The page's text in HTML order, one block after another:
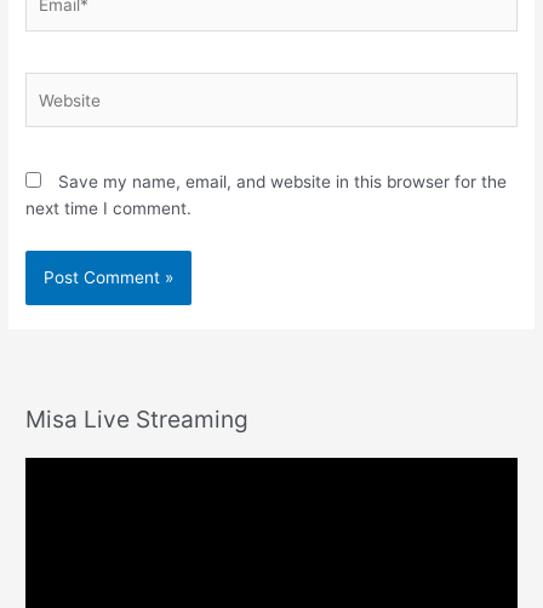
Save my name, email, and website in this browser for the
next time I comment.
Misa Live Streaming